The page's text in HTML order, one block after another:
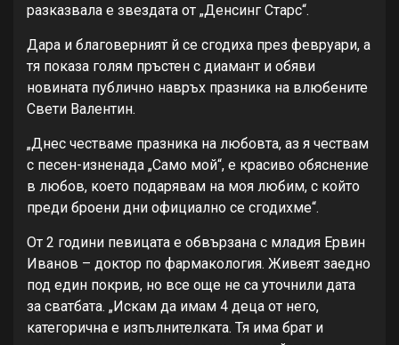
разказвала е звездата от „Денсинг Старс“.
Дара и благоверният й се сгодиха през февруари, а
тя показа голям пръстен с диамант и обяви
новината публично навръх празника на влюбените
Свети Валентин.
„Днес честваме празника на любовта, аз я чествам
с песен-изненада „Само мой“, е красиво обяснение
в любов, което подарявам на моя любим, с който
преди броени дни официално се сгодихме“.
От 2 години певицата е обвързана с младия Ервин
Иванов – доктор по фармакология. Живеят заедно
под един покрив, но все още не са уточнили дата
за сватбата. „Искам да имам 4 деца от него,
категорична е изпълнителката. Тя има брат и